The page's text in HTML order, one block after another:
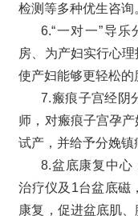
检测等多种优生咨询
6.“一对一”导
房、为产妇实行心
使产妇能够更轻松的
7.瘢痕子宫经阴
师，对瘢痕子宫孕
试产，并给予分娩镇
8.盆底康复中心
治疗仪及1台盆底磁
康复，促进盆底肌